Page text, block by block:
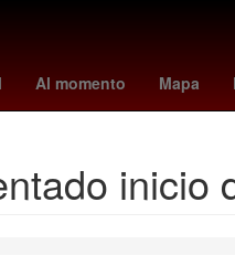
Al momento Mapa
Gustavo Petro HBO league
inicio